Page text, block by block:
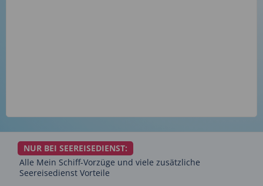
NUR BEI SEEREISEDIENST:
Alle Mein Schiff-Vorzüge und viele zusätzliche
Seereisedienst Vorteile